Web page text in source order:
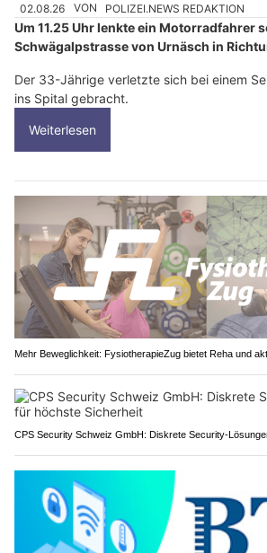
02.08.26 VON POLIZEI.NEWS REDAKTION
Um 11.25 Uhr lenkte ein Motorradfahrer
Schwägalpstrasse von Urnäsch in
Der 33-Jährige verletzte sich bei einem
ins Spital gebracht.
Weiterlesen
Mehr Beweglichkeit: FysiotherapieZug bietet Reha und
CPS Security Schweiz GmbH: Diskrete Security-